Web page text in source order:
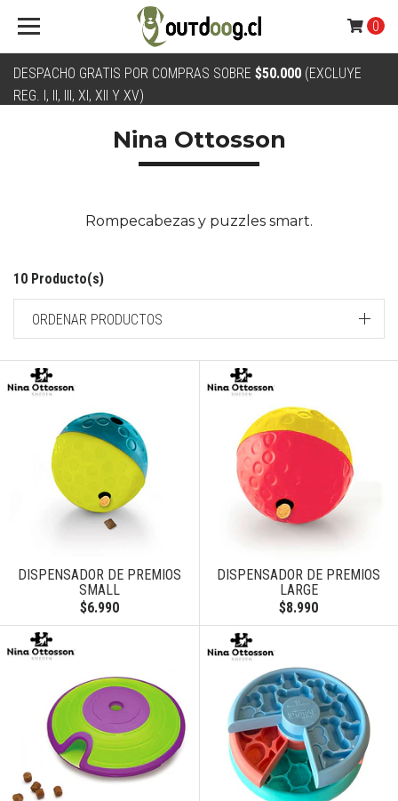
DESPACHO GRATIS POR COMPRAS SOBRE $50.000 (EXCLUYE
REG. I, II, III, XI, XII Y XV)
0
Nina Ottosson
Rompecabezas y puzzles smart.
10 Producto(s)
ORDENAR PRODUCTOS
DISPENSADOR DE PREMIOS
SMALL
$6.990
DISPENSADOR DE PREMIOS
LARGE
$8.990